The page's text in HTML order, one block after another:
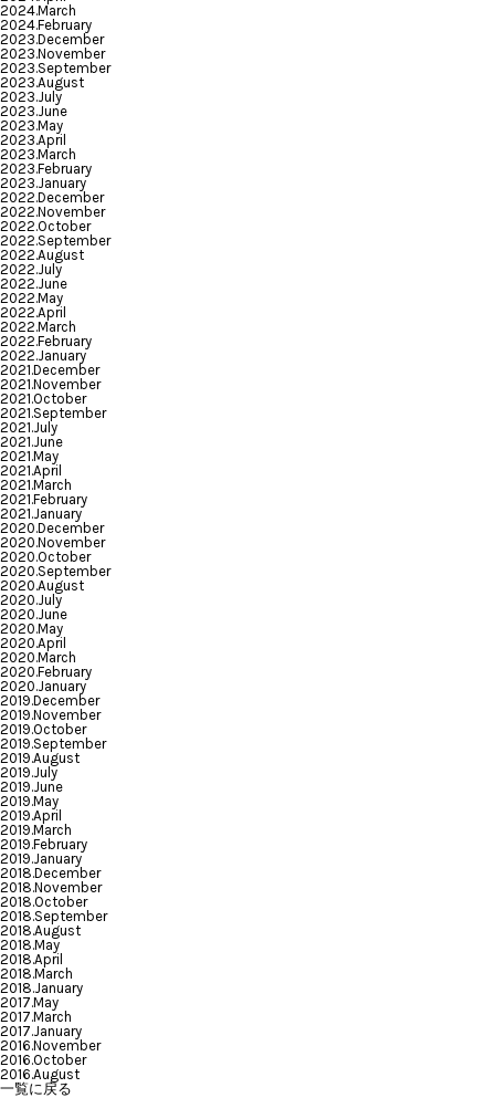
2024.March
2024.February
2023.December
2023.November
2023.September
2023.August
2023.July
2023.June
2023.May
2023.April
2023.March
2023.February
2023.January
2022.December
2022.November
2022.October
2022.September
2022.August
2022.July
2022.June
2022.May
2022.April
2022.March
2022.February
2022.January
2021.December
2021.November
2021.October
2021.September
2021.July
2021.June
2021.May
2021.April
2021.March
2021.February
2021.January
2020.December
2020.November
2020.October
2020.September
2020.August
2020.July
2020.June
2020.May
2020.April
2020.March
2020.February
2020.January
2019.December
2019.November
2019.October
2019.September
2019.August
2019.July
2019.June
2019.May
2019.April
2019.March
2019.February
2019.January
2018.December
2018.November
2018.October
2018.September
2018.August
2018.May
2018.April
2018.March
2018.January
2017.May
2017.March
2017.January
2016.November
2016.October
2016.August
一覧に戻る